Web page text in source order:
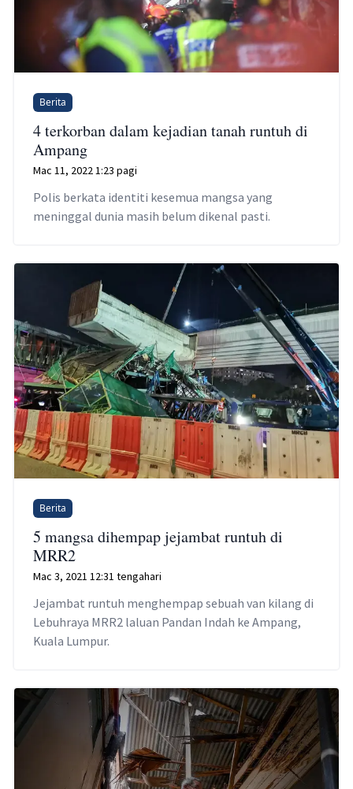
Berita
4 terkorban dalam kejadian tanah runtuh di
Ampang
Mac 11, 2022 1:23 pagi
Polis berkata identiti kesemua mangsa yang
meninggal dunia masih belum dikenal pasti.
Berita
5 mangsa dihempap jejambat runtuh di
MRR2
Mac 3, 2021 12:31 tengahari
Jejambat runtuh menghempap sebuah van kilang di
Lebuhraya MRR2 laluan Pandan Indah ke Ampang,
Kuala Lumpur.